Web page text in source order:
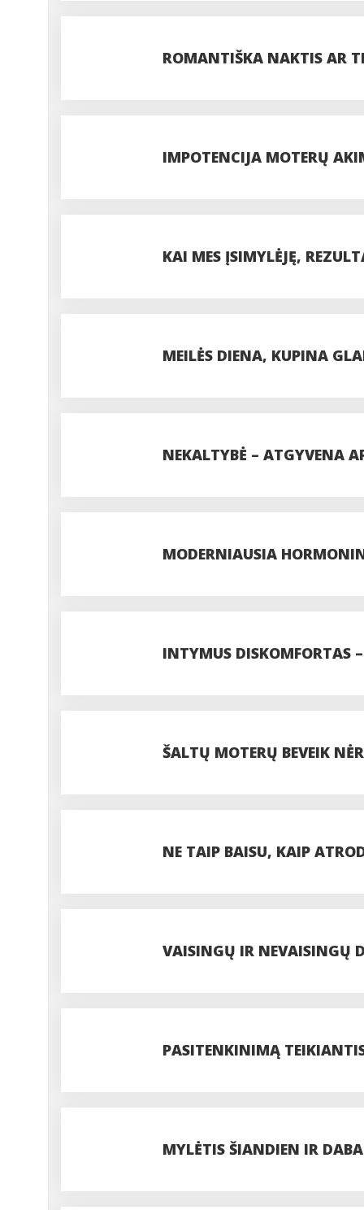
ROMANTIŠKA NAKTIS AR
IMPOTENCIJA MOTERŲ
KAI MES ĮSIMYLĖJĘ,
MEILĖS DIENA, KUPINA
NEKALTYBĖ – ATGYVENA
MODERNIAUSIA
INTYMUS DISKOMFORTAS
ŠALTŲ MOTERŲ BEVEIK
NE TAIP BAISU, KAIP
VAISINGŲ IR NEVAISINGŲ
PASITENKINIMĄ
MYLĖTIS ŠIANDIEN IR